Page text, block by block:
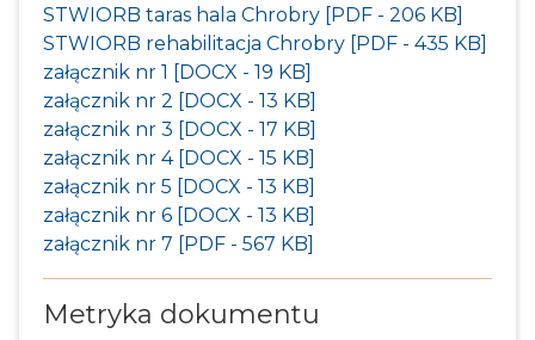
STWIORB taras hala Chrobry [PDF - 206 KB]
STWIORB rehabilitacja Chrobry [PDF - 435 KB]
załącznik nr 1 [DOCX - 19 KB]
załącznik nr 2 [DOCX - 13 KB]
załącznik nr 3 [DOCX - 17 KB]
załącznik nr 4 [DOCX - 15 KB]
załącznik nr 5 [DOCX - 13 KB]
załącznik nr 6 [DOCX - 13 KB]
załącznik nr 7 [PDF - 567 KB]
Metryka dokumentu